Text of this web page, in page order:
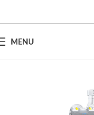
MENU